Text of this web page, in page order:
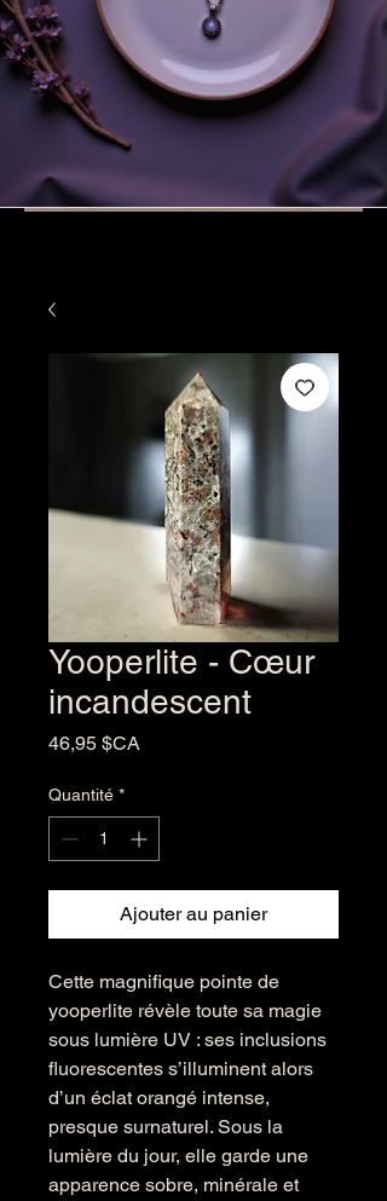
Yooperlite - Cœur
incandescent
46,95 $CA
Quantité *
Ajouter au panier
Cette magnifique pointe de
yooperlite révèle toute sa magie
sous lumière UV : ses inclusions
fluorescentes s’illuminent alors
d’un éclat orangé intense,
presque surnaturel. Sous la
lumière du jour, elle garde une
apparence sobre, minérale et